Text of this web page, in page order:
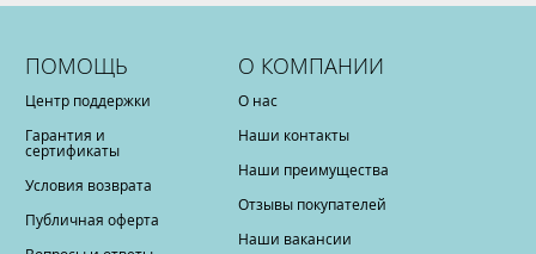
ПОМОЩЬ
Центр поддержки
Гарантия и
сертификаты
Условия возврата
Публичная оферта
О КОМПАНИИ
О нас
Наши контакты
Наши преимущества
Отзывы покупателей
Наши вакансии